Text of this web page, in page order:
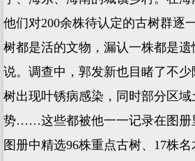
他们对200余株待认定的古树群逐
树都是活的文物，漏认一株都是
说。调查中，郭发新也目睹了不
树出现叶锈病感染，同时部分区
势……这些都被他一一记录在图册
图册中精选96株重点古树、17株名